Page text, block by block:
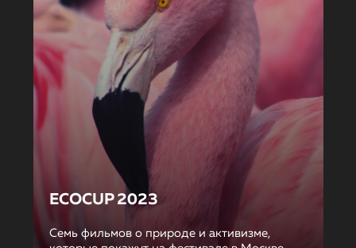
ECOCUP 2023
Семь фильмов о природе и активизме,